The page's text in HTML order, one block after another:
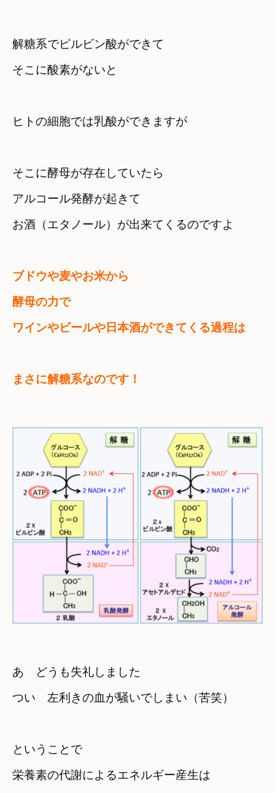
解糖系でピルビン酸ができて
ヒトの細胞では乳酸ができますが
そこに酵母が存在していたら
アルコール発酵が起きて
お酒（エタノール）が出来てくるのですよ
ブドウや麦やお米から
まさに解糖系なのです！
あ　どうも失礼しました
つい　左利きの血が騒いでしまい（苦笑）
ということで
栄養素の代謝によるエネルギー産生は